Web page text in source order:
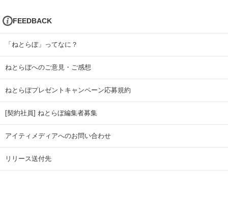
FEEDBACK
「ねとらぼ」ってなに？
ねとらぼへのご意見・ご感想
ねとらぼプレゼントキャンペーン応募規約
[契約社員] ねとらぼ編集者募集
アイティメディアへのお問い合わせ
リリース送付先